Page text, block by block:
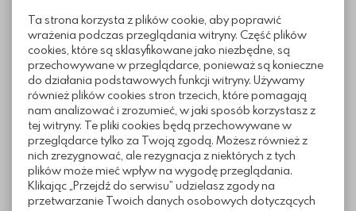
Ta strona korzysta z plików cookie, aby poprawić
wrażenia podczas przeglądania witryny. Część plików
cookies, które są sklasyfikowane jako niezbędne, są
przechowywane w przeglądarce, ponieważ są konieczne
do działania podstawowych funkcji witryny. Używamy
również plików cookies stron trzecich, które pomagają
nam analizować i zrozumieć, w jaki sposób korzystasz z
tej witryny. Te pliki cookies będą przechowywane w
przeglądarce tylko za Twoją zgodą. Możesz również z
nich zrezygnować, ale rezygnacja z niektórych z tych
plików może mieć wpływ na wygodę przeglądania.
Klikając „Przejdź do serwisu” udzielasz zgody na
przetwarzanie Twoich danych osobowych dotyczących
Wymiary